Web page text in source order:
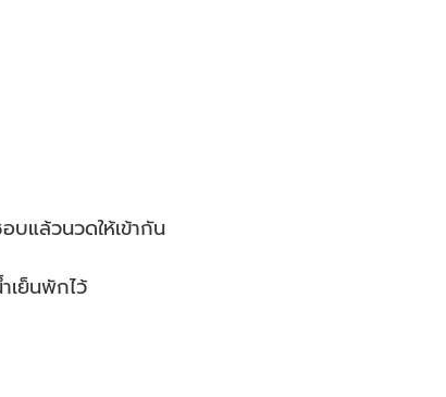
บแล้วนวดให้เข้ากัน
เย็นพักไว้